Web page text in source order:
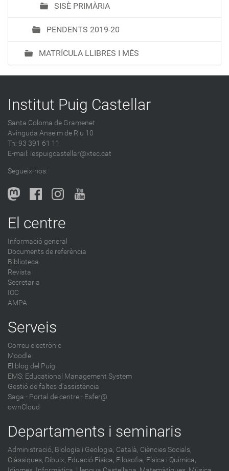
SISÈ PRIMÀRIA
PENDENTS 2019-20
MATRÍCULA LLIBRES I MÉS
Institut Puig Castellar
Santa Coloma de Gramenet
Avinguda Anselm de Riu 10
Tn: 93 391 61 11
E-mail: iespuigcastellar@xtec.cat
Segueix-nos:
El centre
Informació general
Documents de referència
Biblioteca
Revista
Secretaria
IOC
AMPA
Serveis
Correu electrònic
Moodle
El blog del Puig
EMS: Educational Management System
Gestió de faltes d'assistència
Saga - Portal de centre - Esfer@
ownCloud
Departaments i seminaris
Administració, Biologia i Geologia, Català, Ciències Socials,
Clàssiques, Dibuix, Eduació Física, Filosofia, Física i Química,